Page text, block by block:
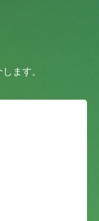
ます。